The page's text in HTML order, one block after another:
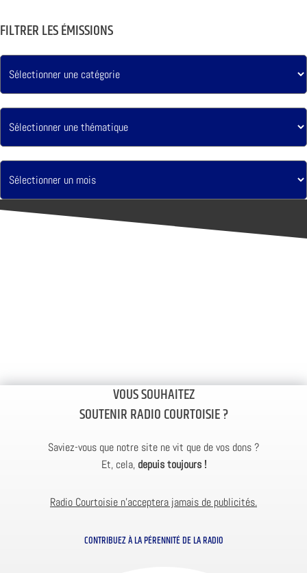
FILTRER LES ÉMISSIONS
VOUS SOUHAITEZ
SOUTENIR RADIO COURTOISIE ?
Saviez-vous que notre site ne vit que de vos dons ?
Et, cela, depuis toujours !
Radio Courtoisie n’acceptera jamais de publicités.
CONTRIBUEZ À LA PÉRENNITÉ DE LA RADIO